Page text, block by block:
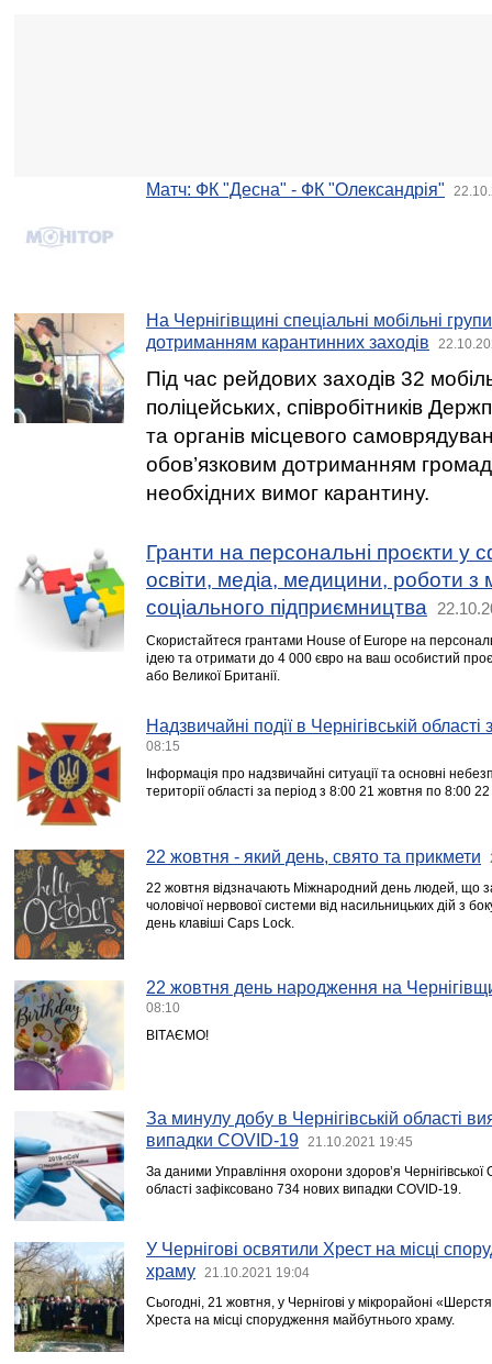
Матч: ФК "Десна" - ФК "Олександрія"
На Чернігівщині спеціальні мобільні
дотриманням карантинних заходів
Під час рейдових заходів 32
поліцейських, співробітників
та органів місцевого
обов’язковим дотриманням
необхідних вимог карантину.
Гранти на персональні проєкти у
освіти, медіа, медицини, роботи
соціального підприємництва
Скористайтеся грантами House of Europe на
ідею та отримати до 4 000 євро на ваш особистий
або Великої Британії.
Надзвичайні події в Чернігівській
08:15
Інформація про надзвичайні ситуації та основні
території області за період з 8:00 21 жовтня по 8:00
22 жовтня - який день, свято та прикмети
22 жовтня відзначають Міжнародний день людей, що
чоловічої нервової системи від насильницьких дій з
день клавіші Caps Lock.
22 жовтня день народження на
08:10
ВІТАЄМО!
За минулу добу в Чернігівській області
випадки COVID-19
21.10.2021 19:45
За даними Управління охорони здоров’я
області зафіксовано 734 нових випадки COVID-19.
У Чернігові освятили Хрест на місці
храму
21.10.2021 19:04
Сьогодні, 21 жовтня, у Чернігові у мікрорайоні
Хреста на місці спорудження майбутнього храму.